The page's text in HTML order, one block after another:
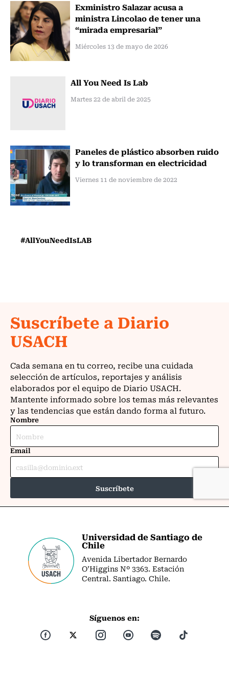
Exministro Salazar acusa a
ministra Lincolao de tener una
“mirada empresarial”
Miércoles 13 de mayo de 2026
All You Need Is Lab
Martes 22 de abril de 2025
Paneles de plástico absorben ruido
y lo transforman en electricidad
Viernes 11 de noviembre de 2022
#AllYouNeedIsLAB
Universidad de Santiago de
Chile
Avenida Libertador Bernardo
O’Higgins Nº 3363. Estación
Central. Santiago. Chile.
Síguenos en: